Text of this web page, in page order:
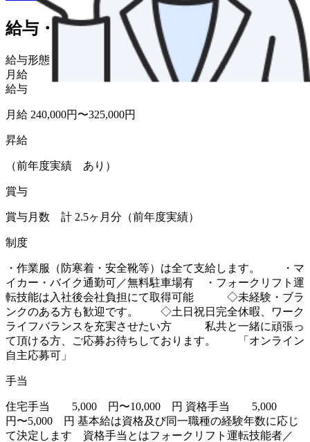
給与・福利厚生
給与形態
月給
給与
月給 240,000円〜325,000円
昇給
（前年度実績 あり）
賞与
賞与月数 計 2.5ヶ月分（前年度実績）
制度
・作業服（防寒着・安全靴等）は全て支給します。 ・マ
イカー・バイク通勤可／無料駐車場有 ・フォークリフト運
転技能は入社後会社負担にて取得可能 ◇未経験・ブラ
ンクのある方も歓迎です。 ◇土日祝日完全休暇、ワーク
ライフバランスを充実させたい方 私共と一緒に頑張っ
て頂ける方、ご応募お待ちしております。 「オンライン
自主応募可」
手当
住宅手当 5,000 円〜10,000 円 資格手当 5,000
円〜5,000 円 基本給は資格及び同一職種の経験年数に応じ
て決定します 資格手当とはフォークリフト運転技能者／